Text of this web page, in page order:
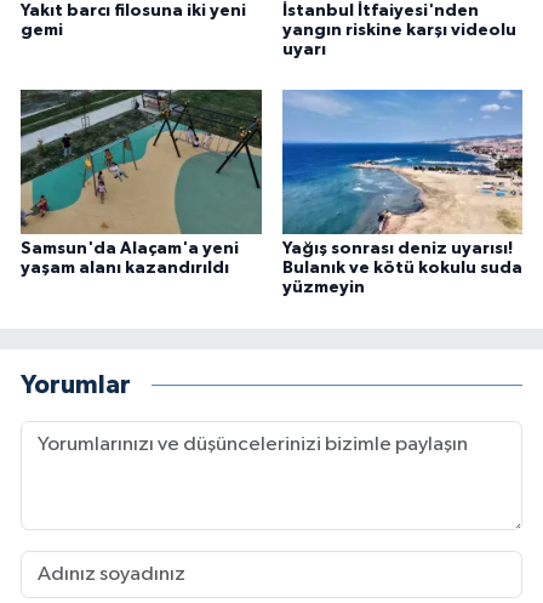
Yakıt barcı filosuna iki yeni
gemi
İstanbul İtfaiyesi'nden
yangın riskine karşı videolu
uyarı
Samsun'da Alaçam'a yeni
yaşam alanı kazandırıldı
Yağış sonrası deniz uyarısı!
Bulanık ve kötü kokulu suda
yüzmeyin
Yorumlar